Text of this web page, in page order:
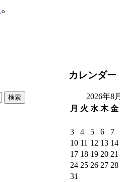
。
カレンダー
2026年8
月 火 水 木 金
3 4 5 6
7
10 11 12 13 14
17 18 19 20 21
24 25 26 27 28
31